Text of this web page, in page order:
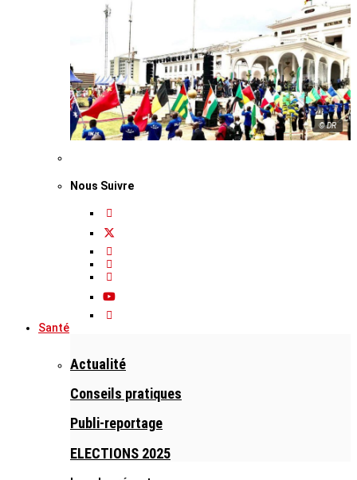
© DR
Nous Suivre
Santé
Actualité
Conseils pratiques
Publi-reportage
ELECTIONS 2025